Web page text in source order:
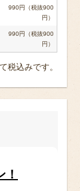
990円（税抜900
円）
990円（税抜900
円）
税込みです。